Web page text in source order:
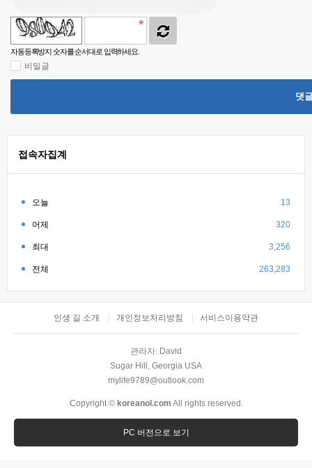
자동등록방지 숫자를 순서대로 입력하세요.
비밀글
댓
접속자집계
오늘 13
어제 320
최대 3,256
전체 263,283
인생 길 소개 개인정보처리방침 서비스이용약관
관라자: David
Sugar Hill, Georgia USA
mylife9789@outlook.com
Copyright © koreanol.com All rights reserved.
PC 버전으로 보기